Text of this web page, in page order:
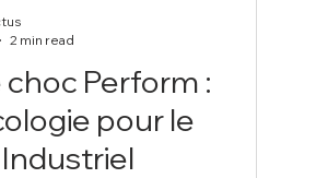
Perform :
pour le
2 min read